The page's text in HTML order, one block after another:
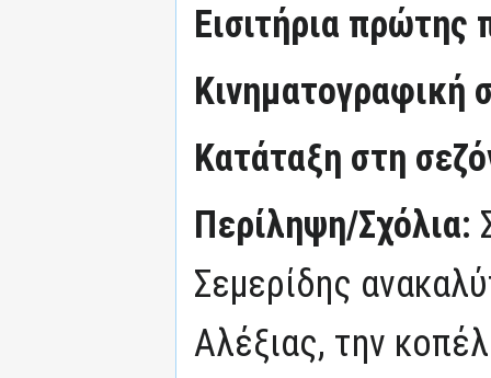
Εισιτήρια πρώτης
Κινηματογραφική
Κατάταξη στη
Περίληψη/Σχόλια:
Σεμερίδης
Αλέξιας, την